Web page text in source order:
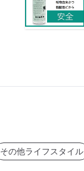
その他ライフスタイル